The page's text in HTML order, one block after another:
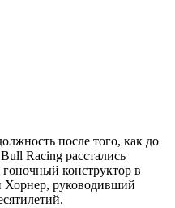
после того, как до
Racing расстались
конструктор в
руководивший